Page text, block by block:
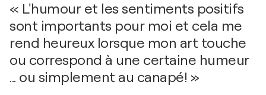
« L'humour et les sentiments positifs
sont importants pour moi et cela me
rend heureux lorsque mon art touche
ou correspond à une certaine humeur
... ou simplement au canapé! »